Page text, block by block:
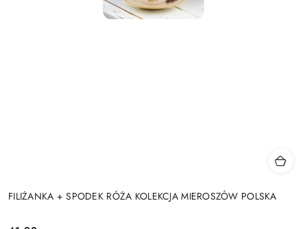
FILIŻANKA + SPODEK RÓŻA KOLEKCJA MIEROSZÓW POLSKA